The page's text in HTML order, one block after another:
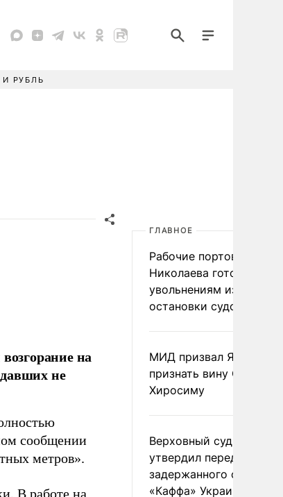
И РУБЛЬ
на
не
сообщении
метров».
В работе на
ГЛАВНОЕ
Рабочие портов
Николаева готовятся к
увольнениям из-за
остановки судоходства
МИД призвал Японию
признать вину США за
Хиросиму
Верховный суд Швеции
утвердил передачу
задержанного
«Каффа» Украине